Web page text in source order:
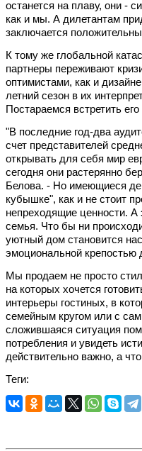
останется на плаву, они -
как и мы. А дилетантам
заключается
К тому же глобальной
партнеры переживают
оптимистами, как и
летний сезон в их
Постараемся встретить
"В последние год-два
счет представителей
открывать для себя мир
сегодня они растерянно
Белова. - Но имеющиеся
кубышке", как и не стоит
непреходящие ценности. А
семья. Что бы ни
уютный дом становится
эмоциональной крепостью
Мы продаем не просто
на которых хочется
интерьеры гостиных, в
семейным кругом или с
сложившаяся ситуация
потребления и увидеть
действительно важно, а
Теги: